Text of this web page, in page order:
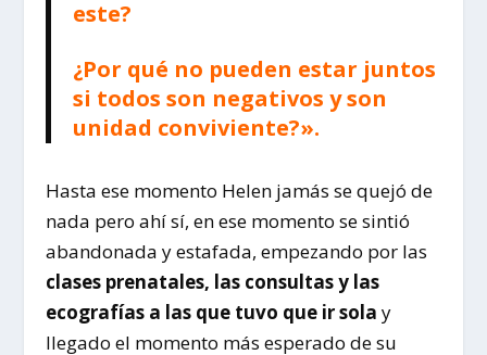
este?
¿Por qué no pueden estar juntos
si todos son negativos y son
unidad conviviente?».
Hasta ese momento Helen jamás se quejó de
nada pero ahí sí, en ese momento se sintió
abandonada y estafada, empezando por las
clases prenatales, las consultas y las
ecografías a las que tuvo que ir sola y
llegado el momento más esperado de su